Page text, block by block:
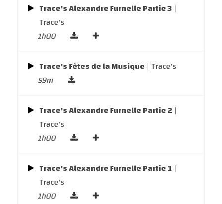
Trace's Alexandre Furnelle Partie 3 |
Trace's
1h00
Trace's Fêtes de la Musique | Trace's
59m
Trace's Alexandre Furnelle Partie 2 |
Trace's
1h00
Trace's Alexandre Furnelle Partie 1 |
Trace's
1h00